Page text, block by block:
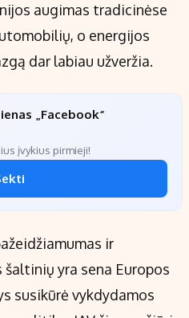
augimas tradicinėse
o energijos
dar labiau užveržia.
„Facebook“
įvykius pirmieji!
ir
yra sena Europos
susikūrė vykdydamos